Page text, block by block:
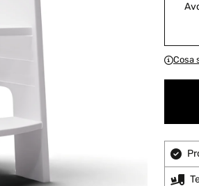
Cosa